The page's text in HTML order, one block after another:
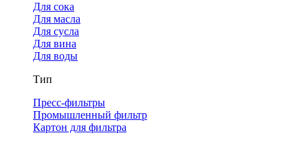
Для сока
Для масла
Для сусла
Для вина
Для воды
Тип
Пресс-фильтры
Промышленный фильтр
Картон для фильтра